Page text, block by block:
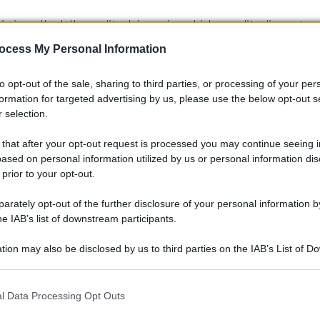
My Personal Information
opt-out of the sale, sharing to third parties, or processing of your
for targeted advertising by us, please use the below opt-out
selection.
that after your opt-out request is processed you may continue seeing
on personal information utilized by us or personal information
to your opt-out.
opt-out of the further disclosure of your personal information
IAB’s list of downstream participants.
may also be disclosed by us to third parties on the IAB’s List of
including but not limited to your visit or usage behaviour. You may
Data Processing Opt Outs
quello della perdita dei copricerchi. La perdita di questo
modi, sicuramente uno tra i più diffusi è quello che
copricerchi è quello dettato dal montaggio di
o di qualità relativamente bassa. La qualità non è
con una nota positiva generale; copricerchi non adeguati o
di non poter essere fissati saldamente sui cerchi, con
il problema, tutto ciò di cui abbiamo bisogno sono delle
fori dei copricerchi e quelli dei cerchi, cercare delle